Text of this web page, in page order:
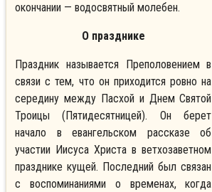
окончании — водосвятный молебен.
О празднике
Праздник называется Преполовением в
связи с тем, что он приходится ровно на
середину между Пасхой и Днем Святой
Троицы (Пятидесятницей). Он берет
начало в евангельском рассказе об
участии Иисуса Христа в ветхозаветном
празднике кущей. Последний был связан
с воспоминаниями о временах, когда